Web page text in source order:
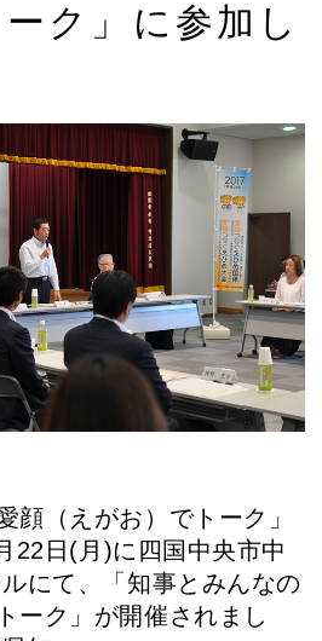
ク」に参加し
顔（えがお）でトーク」
22日(月)に四国中央市中
にて、「知事とみんなの
ーク」が開催されまし